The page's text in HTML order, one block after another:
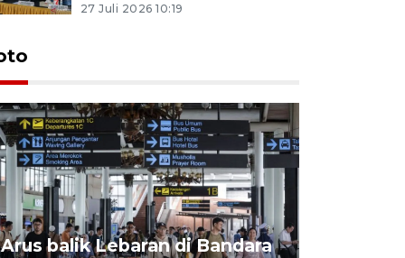
27 Juli 2026 10:19
Arus balik Lebaran di Bandara